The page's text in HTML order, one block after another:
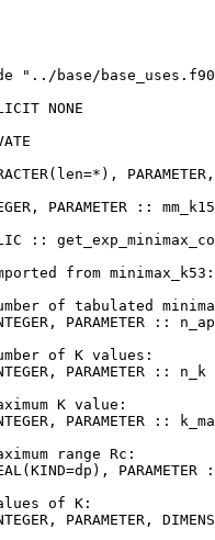
"../base/
NONE
PARAMETER ::
::
from minimax_k53:
of tabulated
PARAMETER ::
of K values:
PARAMETER :: n_k
K value:
PARAMETER ::
range Rc:
PARAMETER
of K:
PARAMETER,